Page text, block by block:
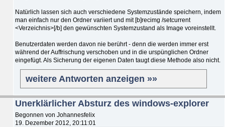
Natürlich lassen sich auch verschiedene Systemzustände speichern, indem
man einfach nur den Ordner variiert und mit [b]recimg /setcurrent
<Verzeichnis>[/b] den gewünschten Systemzustand als Image voreinstellt.
Benutzerdaten werden davon nie berührt - denn die werden immer erst
während der Auffrischung verschoben und in die urspünglichen Ordner
eingefügt. Als Sicherung der eigenen Daten taugt diese Methode also nicht.
weitere Antworten anzeigen »»
Unerklärlicher Absturz des windows-explorer
Begonnen von Johannesfelix
19. Dezember 2012, 20:11:01